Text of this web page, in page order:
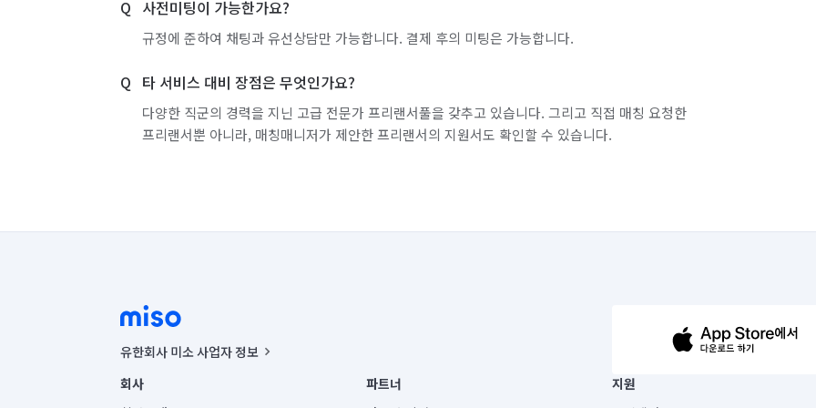
사전미팅이 가능한가요?
규정에 준하여 채팅과 유선상담만 가능합니다. 결제 후의 미팅은 가능합니다.
타 서비스 대비 장점은 무엇인가요?
다양한 직군의 경력을 지닌 고급 전문가 프리랜서풀을 갖추고 있습니다. 그리고 직접 매칭 요청한
프리랜서뿐 아니라, 매칭매니저가 제안한 프리랜서의 지원서도 확인할 수 있습니다.
유한회사 미소 사업자 정보
사업자등록번호 : 291-87-00271 | 인허가번호 : 2016-3220163-14-5-00019 |
통신판매신고번호 : 2024-서울종로-1400(공정거래위원회 정보) |
회사
파트너
지원